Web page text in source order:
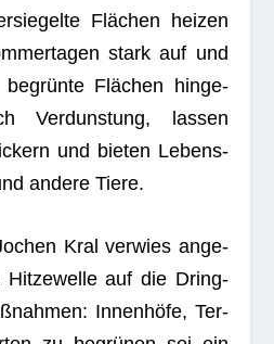
Flä­chen hei­zen
stark auf und
begrünte Flä­chen hin­ge­
Ver­duns­tung, las­sen
und bie­ten Lebens­
andere Tiere.
Kral ver­wies ange­
Hit­ze­welle auf die Dring­
Innen­höfe, Ter­